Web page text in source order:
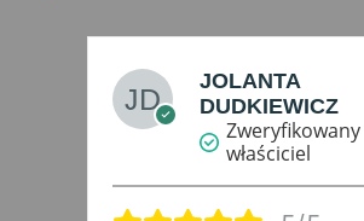
JOLANTA
DUDKIEWICZ
Zweryfikowany
właściciel